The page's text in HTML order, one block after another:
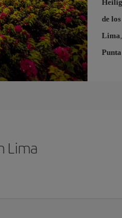
de
Lima
Lima